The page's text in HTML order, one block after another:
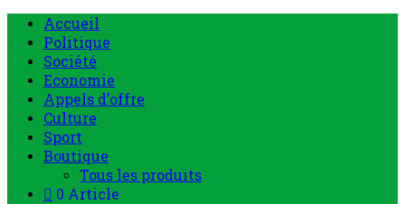
Accueil
Politique
Société
Economie
Appels d’offre
Culture
Sport
Boutique
Tous les produits
0 Article